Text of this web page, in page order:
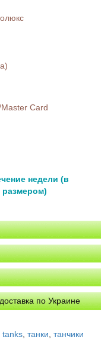
Card
недели (в
размером)
по Украине
tanks, танки танчики